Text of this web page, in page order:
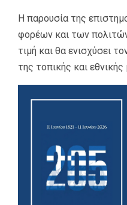
Η παρουσία της
φορέων και των
τιμή και θα ενισχύσει
της τοπικής και εθνικής